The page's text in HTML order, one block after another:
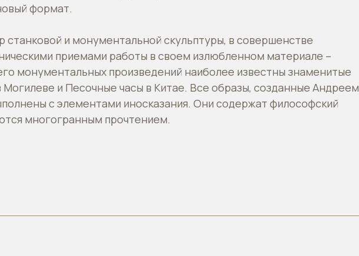
формат.
станковой и монументальной скульптуры, в совершенстве
приемами работы в своем излюбленном материале –
монументальных произведений наиболее известны знаменитые
Могилеве и Песочные часы в Китае. Все образы, созданные Андреем
с элементами иносказания. Они содержат философский
многогранным прочтением.